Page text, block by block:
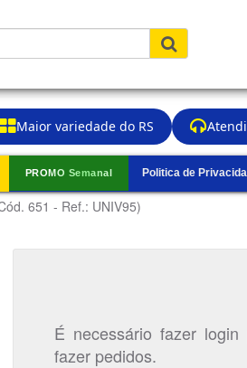
Maior variedade do RS
PROMO Semanal Politica de
651 - Ref.: UNIV95)
É necessário fazer
fazer pedidos.